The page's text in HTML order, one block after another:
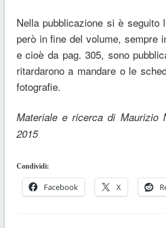
Nella pubblicazione si è seguito
però in fine del volume, sempre
e cioè da pag. 305, sono
ritardarono a mandare o le
fotografie.
Materiale e ricerca di Maurizio
2015
Condividi:
Facebook X